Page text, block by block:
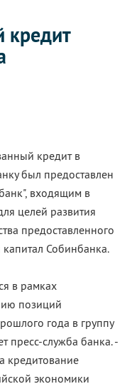
кредит
кредит в
был предоставлен
входящим в
целей развития
предоставленного
Собинбанка.
в рамках
позиций
года в группу
пресс-служба банка. -
кредитование
экономики